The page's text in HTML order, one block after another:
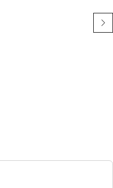
applications. These
to 42.0 MPa). The ES
is a Caterpillar proprietary
SAE bend radius, allowing
of applications.
made from fabric
four plies of spirally-
outer cover is oil, weather,
rubber.